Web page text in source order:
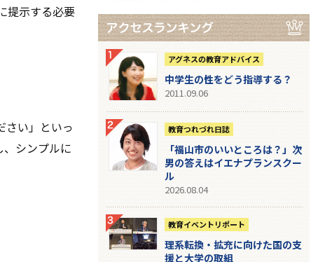
提示する必要
さい」といっ
シンプルに
アグネスの教育アドバイス
中学生の性をどう指導する？
2011.09.06
教育つれづれ日誌
「福山市のいいところは？」次
男の答えはイエナプランスクー
ル
2026.08.04
教育イベントリポート
理系転換・拡充に向けた国の支
援と大学の取組